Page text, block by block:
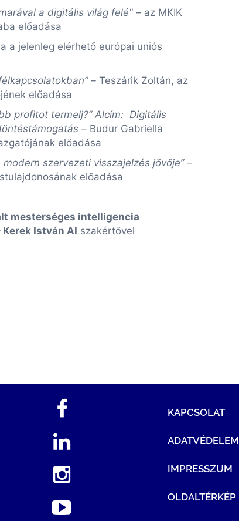
a digitális világ felé" – az MKIK
előadása
a jelenleg elérhető európai uniós
– Teszárik Zoltán, az
előadása
profitot termelj?” Alcím: Digitális
– Budur Gabriella
előadása
szervezeti visszajelzés jövője” –
előadása
mesterséges intelligencia
Kerek István AI szakértővel
KAPCSOLAT
ADATVÉDELEM
IMPRESSZUM
OLDALTÉRKÉP